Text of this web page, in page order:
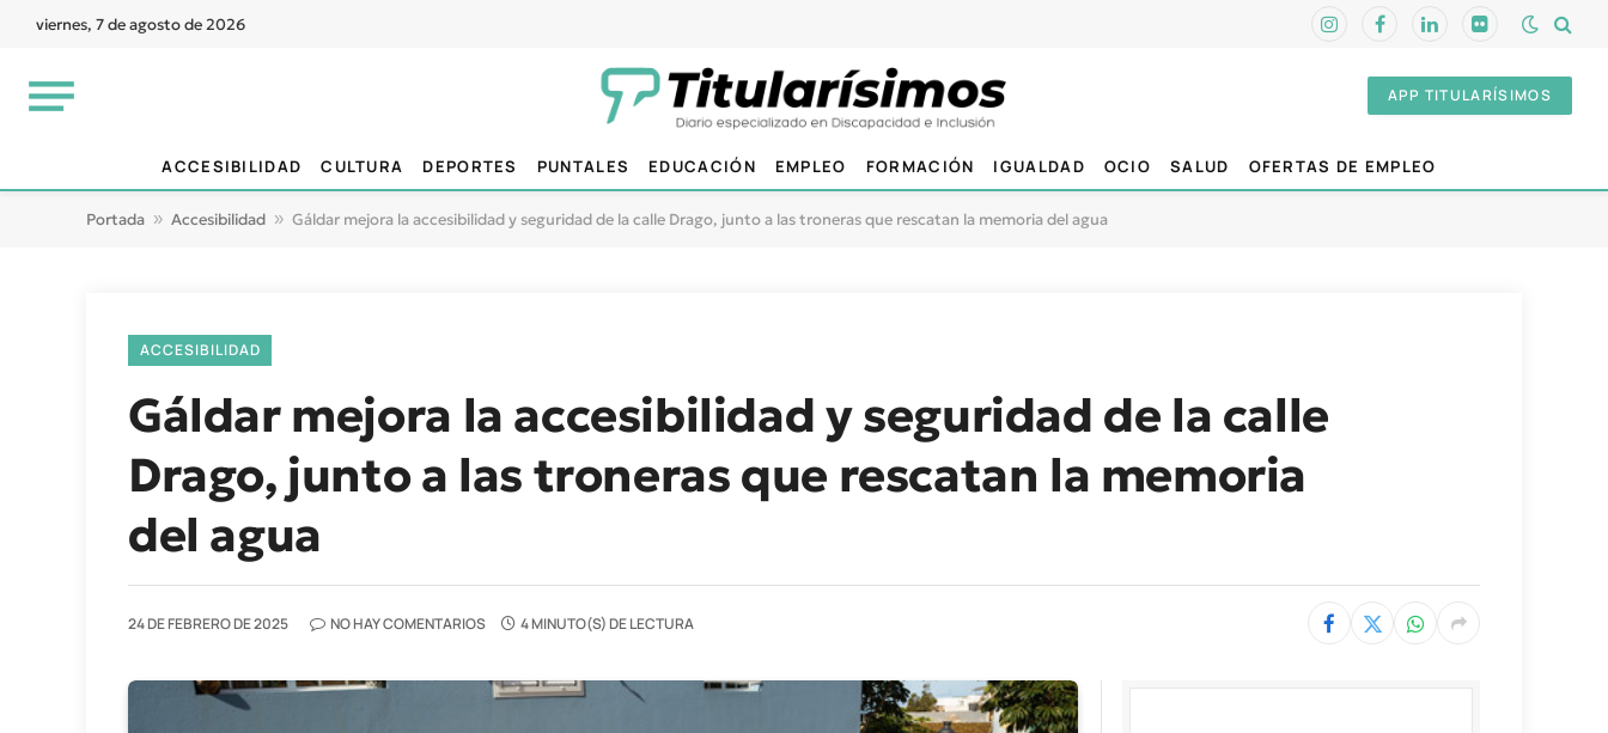
viernes, 7 de agosto de 2026 InstagramFacebookLinkedInFlickr
APP TITULARÍSIMOS
ACCESIBILIDAD CULTURA DEPORTES PUNTALES EDUCACIÓN EMPLEO FORMACIÓN IGUALDAD OCIO SALUD OFERTAS DE EMPLEO
Portada » Accesibilidad » Gáldar mejora la accesibilidad y seguridad de la calle Drago, junto a las troneras que rescatan la memoria del agua
ACCESIBILIDAD
Gáldar mejora la accesibilidad y seguridad de la calle
Drago, junto a las troneras que rescatan la memoria
del agua
24 DE FEBRERO DE 2025 NO HAY COMENTARIOS 4 MINUTO(S) DE LECTURA